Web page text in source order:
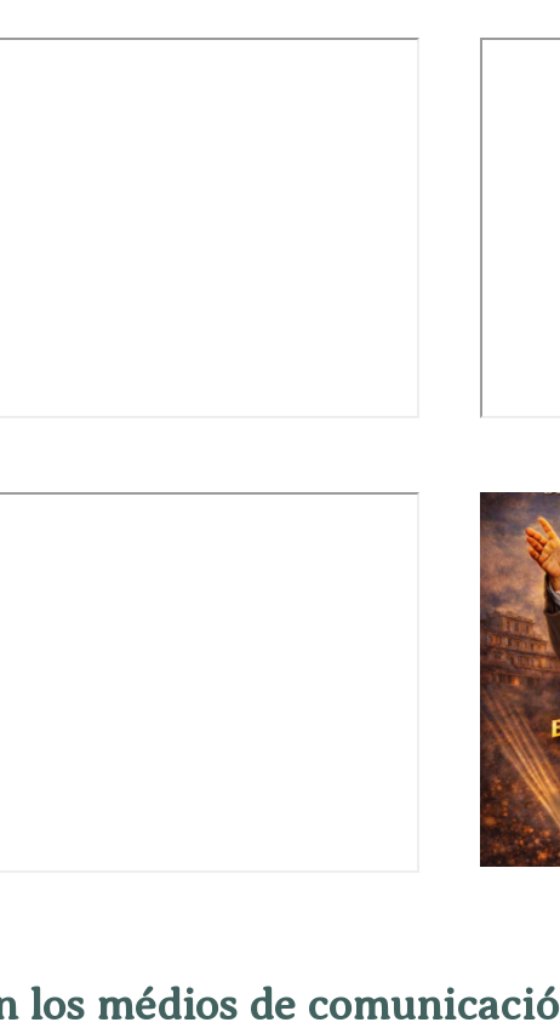
los médios de